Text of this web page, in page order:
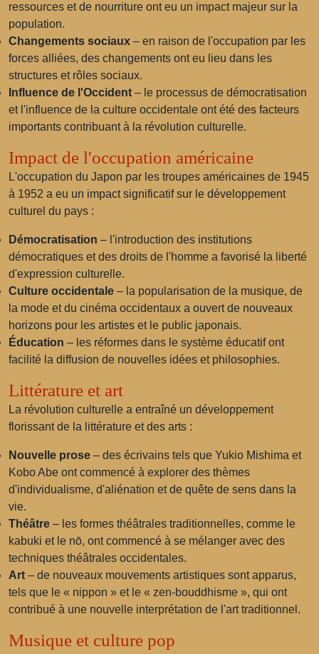
ressources et de nourriture ont eu un impact majeur sur la
population.
Changements sociaux – en raison de l'occupation par les
forces alliées, des changements ont eu lieu dans les
structures et rôles sociaux.
Influence de l'Occident – le processus de démocratisation
et l'influence de la culture occidentale ont été des facteurs
importants contribuant à la révolution culturelle.
Impact de l'occupation américaine
L'occupation du Japon par les troupes américaines de 1945
à 1952 a eu un impact significatif sur le développement
culturel du pays :
Démocratisation – l'introduction des institutions
démocratiques et des droits de l'homme a favorisé la liberté
d'expression culturelle.
Culture occidentale – la popularisation de la musique, de
la mode et du cinéma occidentaux a ouvert de nouveaux
horizons pour les artistes et le public japonais.
Éducation – les réformes dans le système éducatif ont
facilité la diffusion de nouvelles idées et philosophies.
Littérature et art
La révolution culturelle a entraîné un développement
florissant de la littérature et des arts :
Nouvelle prose – des écrivains tels que Yukio Mishima et
Kobo Abe ont commencé à explorer des thèmes
d'individualisme, d'aliénation et de quête de sens dans la
vie.
Théâtre – les formes théâtrales traditionnelles, comme le
kabuki et le nō, ont commencé à se mélanger avec des
techniques théâtrales occidentales.
Art – de nouveaux mouvements artistiques sont apparus,
tels que le « nippon » et le « zen-bouddhisme », qui ont
contribué à une nouvelle interprétation de l'art traditionnel.
Musique et culture pop